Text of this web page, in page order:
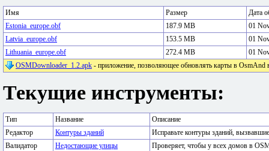
Имя Размер
Дата
Estonia_europe.obf
187.9 MB
01
Latvia_europe.obf
153.5 MB
01
Lithuania_europe.obf
272.4 MB
01
OSMDownloader_1.2.apk - приложение, позволяющее обновлять карты в OsmAnd
Текущие инструменты:
Тип Название
Описание
Редактор
Контуры зданий
Исправьте контуры зданий,
Валидатор
Недостающие улицы
Проверяет, чтобы у всех домов в